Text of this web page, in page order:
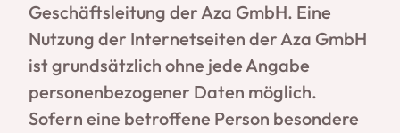
Geschäftsleitung der Aza GmbH. Eine
Nutzung der Internetseiten der Aza GmbH
ist grundsätzlich ohne jede Angabe
personenbezogener Daten möglich.
Sofern eine betroffene Person besondere